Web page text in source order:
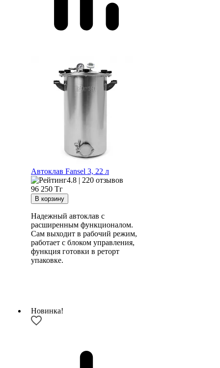
Автоклав Fansel 3, 22 л
4.8 | 220 отзывов
96 250 Тг
Надежный автоклав с
расширенным функционалом.
Сам выходит в рабочий режим,
работает с блоком управления,
функция готовки в реторт
упаковке.
Новинка!